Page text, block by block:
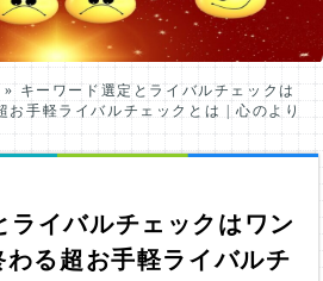
» キーワード選定とライバルチェックは
お手軽ライバルチェックとは | 心のより
ライバルチェックはワン
わる超お手軽ライバルチ